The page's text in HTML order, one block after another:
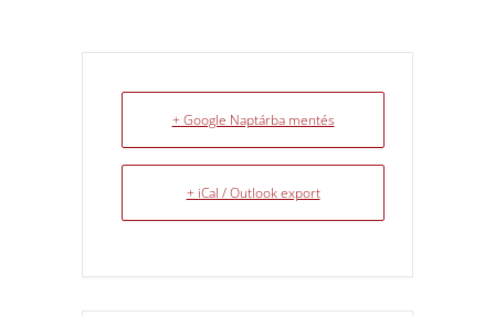
+ Google Naptárba mentés
+ iCal / Outlook export